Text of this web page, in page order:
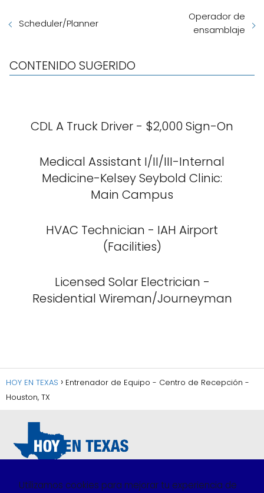
Scheduler/Planner
Operador de
ensamblaje
CONTENIDO SUGERIDO
CDL A Truck Driver - $2,000 Sign-On
Medical Assistant I/II/III-Internal
Medicine-Kelsey Seybold Clinic:
Main Campus
HVAC Technician - IAH Airport
(Facilities)
Licensed Solar Electrician -
Residential Wireman/Journeyman
HOY EN TEXAS
Entrenador de Equipo - Centro de Recepción -
Houston, TX
Utilizamos cookies para mejorar tu experiencia de